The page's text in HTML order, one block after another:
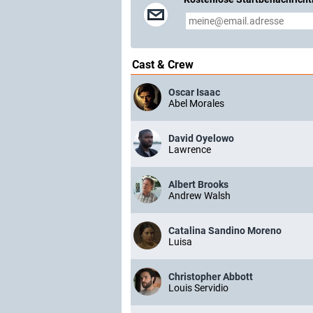
Cast & Crew
Oscar Isaac
Abel Morales
David Oyelowo
Lawrence
Albert Brooks
Andrew Walsh
Catalina Sandino Moreno
Luisa
Christopher Abbott
Louis Servidio